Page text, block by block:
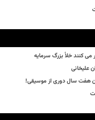
می کنند خلأ بزرگ سرمایه
علیخانی
هفت سال دوری از موسیقی!